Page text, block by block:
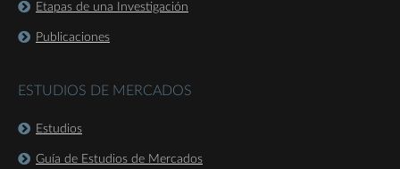
Etapas de una Investigación
Publicaciones
ESTUDIOS DE MERCADOS
Estudios
Guía de Estudios de Mercados